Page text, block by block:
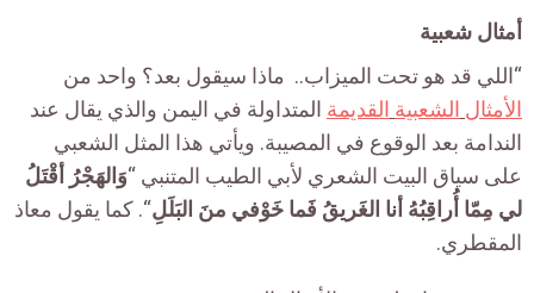
أمثال شعبية
“اللي قد هو تحت الميزاب.. ماذا سيقول بعد؟ واحد من
الأمثال الشعبية القديمة المتداولة في اليمن والذي يقال عند
الندامة بعد الوقوع في المصيبة. ويأتي هذا المثل الشعبي
على سياق البيت الشعري لأبي الطيب المتنبي “وَالهَجْرُ أقْتَلُ
لي مِمّا أُراقِبُهُ أنا الغَريقُ فَما خَوْفي منَ البَلَلِ“. كما يقول معاذ
المقطري.